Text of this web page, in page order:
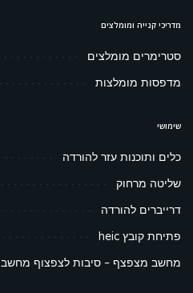
מדריכי קנייה ומומלצים
סטרימרים מומלצים
מדפסות מומלצות
שימושי
כלים ותוכנות עזר להורדה
שליטה מרחוק
דרייברים להורדה
פתיחת קובץ heic
מחשב מצפצף – סיבות לצפצוף מחשב